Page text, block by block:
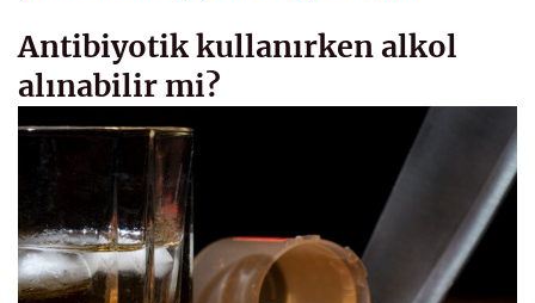
Antibiyotik kullanırken alkol
alınabilir mi?